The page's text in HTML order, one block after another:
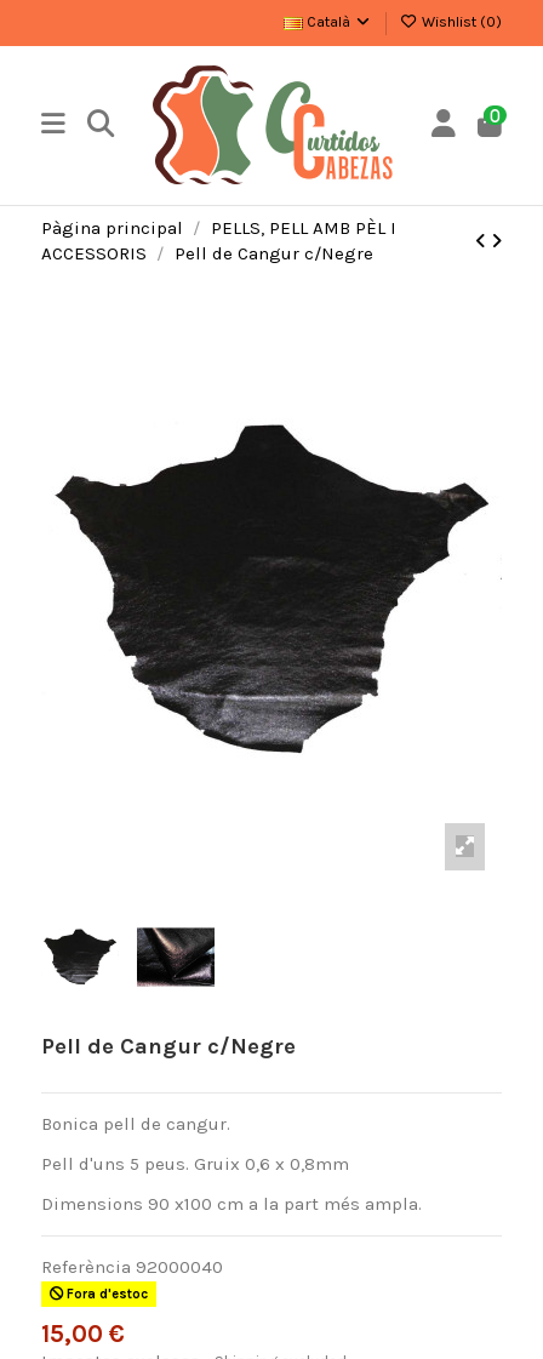
Català Wishlist (0)
0
Pàgina principal
PELLS, PELL AMB PÈL I
ACCESSORIS
Pell de Cangur c/Negre
Pell de Cangur c/Negre
Bonica pell de cangur.
Pell d'uns 5 peus. Gruix 0,6 x 0,8mm
Dimensions 90 x100 cm a la part més ampla.
Referència 92000040
Fora d'estoc
15,00 €